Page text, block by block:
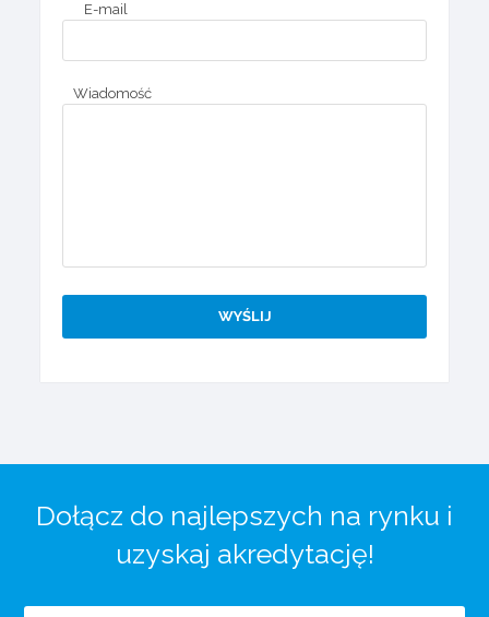
E-mail
Wiadomość
Dołącz do najlepszych na rynku i
uzyskaj akredytację!